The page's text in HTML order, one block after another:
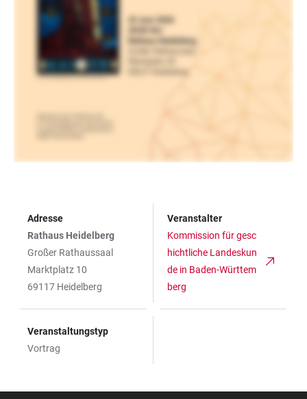
Adresse
Rathaus Heidelberg
Großer Rathaussaal
Marktplatz 10
69117 Heidelberg
Veranstalter
Kommission für gesc
hichtliche Landeskun
de in Baden-Württem
berg
Veranstaltungstyp
Vortrag